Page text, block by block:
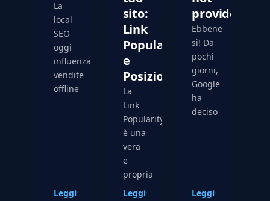
La
local
SEO
oggi
influenza
vendite
offline
Leggi
sito:
Link
Popularity
e
Posizionamento
La
Link
Popularity
è una
vera
e
propria
Leggi
provided
Ebbene
si! Da
pochi
giorni,
Google
ha
deciso
Leggi